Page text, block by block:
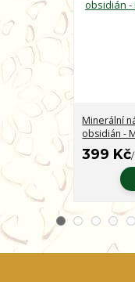
Minerální
obsidián -
399 Kč/